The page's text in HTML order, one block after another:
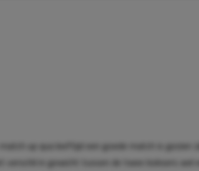
match up qua leeftijd een goede match is gezien
verschil in gewicht tussen de twee boksers wel